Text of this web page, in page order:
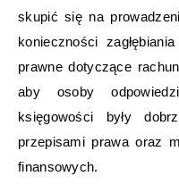
skupić się na
konieczności
prawne dotyczące
aby osoby
księgowości były
przepisami prawa oraz
finansowych.